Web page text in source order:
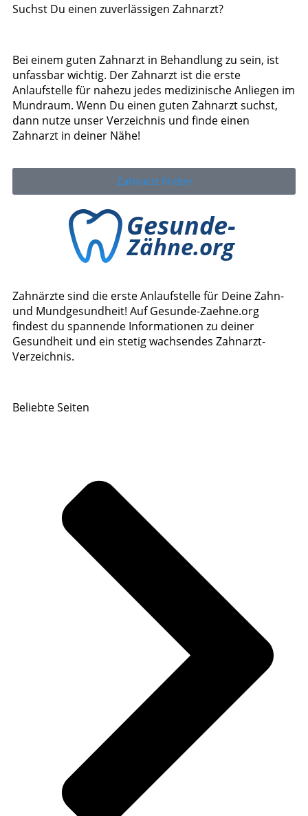
Suchst Du einen zuverlässigen Zahnarzt?
Bei einem guten Zahnarzt in Behandlung zu sein, ist
unfassbar wichtig. Der Zahnarzt ist die erste
Anlaufstelle für nahezu jedes medizinische Anliegen im
Mundraum. Wenn Du einen guten Zahnarzt suchst,
dann nutze unser Verzeichnis und finde einen
Zahnarzt in deiner Nähe!
Zahnarzt finden
Zahnärzte sind die erste Anlaufstelle für Deine Zahn-
und Mundgesundheit! Auf Gesunde-Zaehne.org
findest du spannende Informationen zu deiner
Gesundheit und ein stetig wachsendes Zahnarzt-
Verzeichnis.
Beliebte Seiten